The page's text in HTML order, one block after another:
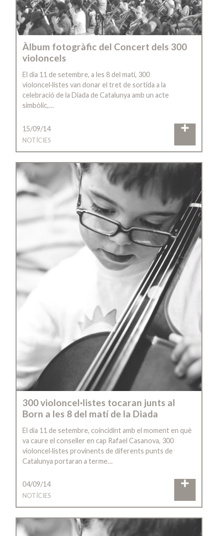
Àlbum fotogràfic del Concert dels 300
violoncels
El dia 11 de setembre, a les 8 del matí, 300
violoncel·listes van donar el tret de sortida a la
celebració de la Diada de Catalunya amb un acte
simbòlic,…
15/09/14
NOTÍCIES
300 violoncel·listes tocaran junts al
Born a les 8 del matí de la Diada
El dia 11 de setembre, coincidint amb el moment en què
va caure el conseller en cap Rafael Casanova, 300
violoncel·listes provinents de diferents punts de
Catalunya portaran a terme…
04/09/14
NOTÍCIES